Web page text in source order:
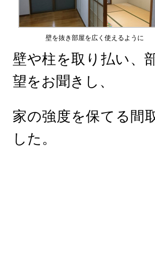
壁を抜き部屋を広く使えるように
壁や柱を取り払い、
望をお聞きし、
家の強度を保てる間
した。